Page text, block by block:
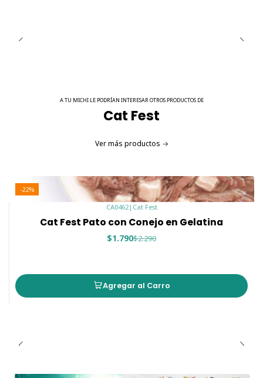
A TU MICHI LE PODRÍAN INTERESAR OTROS PRODUCTOS DE
Cat Fest
Ver más productos
-22%
CA0462| Cat Fest
Cat Fest Pato con Conejo en Gelatina
$1.790$2.290
Agregar al Carro